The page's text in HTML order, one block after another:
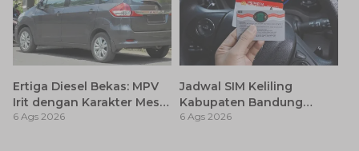
Ertiga Diesel Bekas: MPV
Irit dengan Karakter Mesin
Tangguh untuk
6 Ags 2026
Jadwal SIM Keliling
Kabupaten Bandung
Terbaru 2026 dan
6 Ags 2026